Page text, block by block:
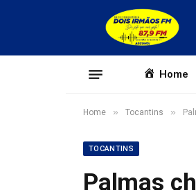
Home
Home » Tocantins »
TOCANTINS
Palmas